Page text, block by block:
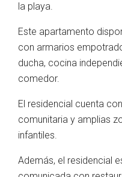
la playa.
Este apartamento
con armarios
ducha, cocina
comedor.
El residencial cuenta
comunitaria y amplias
infantiles.
Además, el residencial